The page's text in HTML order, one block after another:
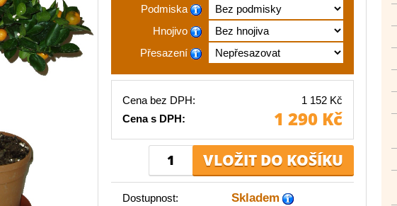
Podmiska
Hnojivo
Přesazení
Cena bez DPH:
1 152 Kč
Cena s DPH:
1 290 Kč
Dostupnost: Skladem